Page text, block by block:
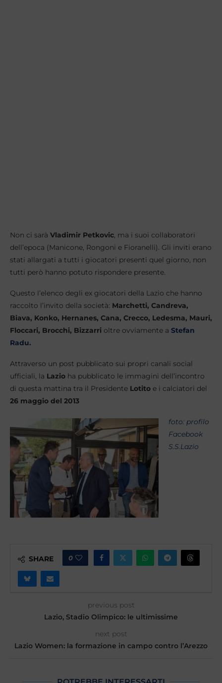
Non ci sarà Vladimir Petkovic, ma i suoi collaboratori
dell’epoca (Manicone, Rongoni e Fioranelli). Gli inviti erano
stati allargati a tutti i giocatori presenti quel giorno, non
tutti però hanno potuto rispondere presente.
Questo l’elenco degli ex giocatori della Lazio che hanno
raccolto l’invito della società: Marchetti, Candreva,
Biava, Konko, Hernanes, Cana, Crecco, Ledesma, Mauri,
Floccari, Brocchi, Bizzarri oltre ovviamente a Stefan
Radu.
Attraverso un post pubblicato sui propri canali social
ufficiali, la Lazio ha pubblicato le immagini dell’incontro
di questa mattina tra il Presidente Lotito e i calciatori del
26 maggio del 2013
foto: profilo
Facebook
S.S.Lazio
SHARE 0
previous post
Lazio, Stadio Olimpico: le ultimissime
next post
Lazio Women: la formazione in campo contro l’Arezzo